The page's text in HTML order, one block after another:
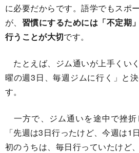
に必要だからです。語学でもスポ
が、 習慣にするためには「不定期
行うことが大切です。
たとえば、ジム通いが上手くい
曜の週3日、毎週ジムに行く」と
す。
一方で、ジム通いを途中で挫折
「先週は3日行ったけど、今週は1
初のうちは、毎日行っていたけど